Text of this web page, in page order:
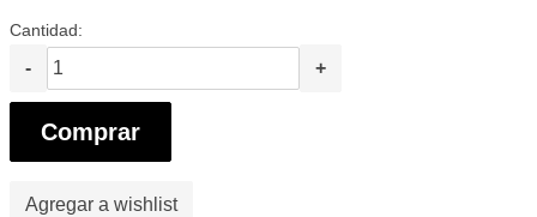
Cantidad:
- +
Comprar
Agregar a wishlist